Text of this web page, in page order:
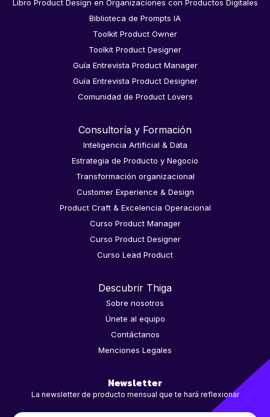
Libro Product Design en Organizaciones con Productos Digitales
Biblioteca de Prompts IA
Toolkit Product Owner
Toolkit Product Designer
Guía Entrevista Product Manager
Guía Entrevista Product Designer
Comunidad de Product Lovers
Consultoría y Formación
Inteligencia Artificial & Data
Estrategia de Producto y Negocio
Transformación organizacional
Customer Experience & Design
Product Craft & Excelencia Operacional
Curso Product Manager
Curso Product Designer
Curso Lead Product
Descubrir Thiga
Sobre nosotros
Únete al equipo
Contáctanos
Menciones Legales
Newsletter
La newsletter de producto mensual que te hará reflexionar